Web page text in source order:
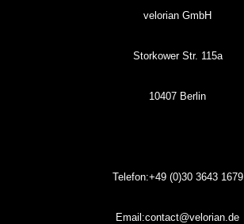
velorian GmbH
Storkower Str. 115a
10407 Berlin
Telefon:+49 (0)3036431679
Email:contact@velorian.de